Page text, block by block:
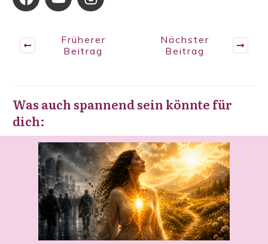
Früherer
Beitrag
Nächster
Beitrag
Was auch spannend sein könnte für
dich: